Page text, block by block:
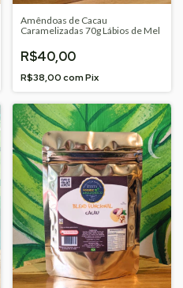
Amêndoas de Cacau
Caramelizadas 70g Lábios de Mel
R$40,00
R$38,00comPix